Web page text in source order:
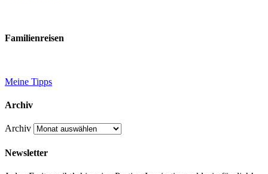
Familienreisen
Meine Tipps
Archiv
Archiv
Newsletter